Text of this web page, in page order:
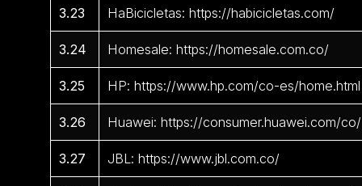
3.23 HaBicicletas: https://habicicletas.com/
3.24 Homesale: https://homesale.com.co/
3.25 HP: https://www.hp.com/co-es/home.html
3.26 Huawei: https://consumer.huawei.com/co/
3.27 JBL: https://www.jbl.com.co/